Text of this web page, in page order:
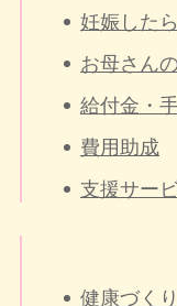
妊娠したら
お母さん
給付金・
費用助成
支援サー
健康づくり